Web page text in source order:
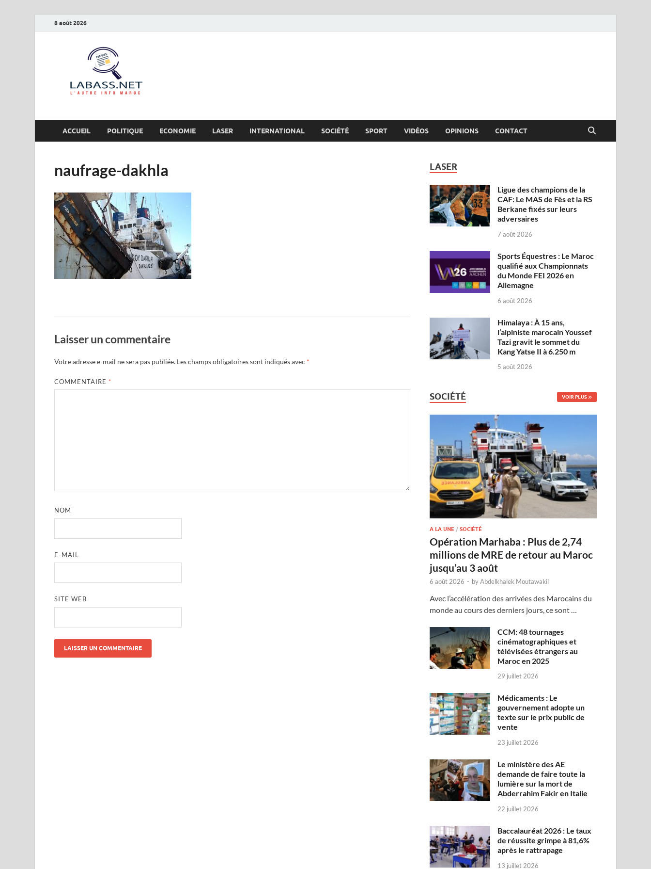
8 août 2026
ACCUEIL POLITIQUE ECONOMIE LASER INTERNATIONAL SOCIÉTÉ SPORT VIDÉOS OPINIONS CONTACT
naufrage-dakhla
Laisser un commentaire
Votre adresse e-mail ne sera pas publiée. Les champs obligatoires sont indiqués avec *
COMMENTAIRE *
NOM
E-MAIL
SITE WEB
LASER
Ligue des champions de la
CAF: Le MAS de Fès et la RS
Berkane fixés sur leurs
adversaires
7 août 2026
Sports Équestres : Le Maroc
qualifié aux Championnats
du Monde FEI 2026 en
Allemagne
6 août 2026
Himalaya : À 15 ans,
l’alpiniste marocain Youssef
Tazi gravit le sommet du
Kang Yatse II à 6.250 m
5 août 2026
SOCIÉTÉ VOIR PLUS
A LA UNE /SOCIÉTÉ
Opération Marhaba : Plus de 2,74
millions de MRE de retour au Maroc
jusqu’au 3 août
6 août 2026 - byAbdelkhalek Moutawakil
Avec l’accélération des arrivées des Marocains du
monde au cours des derniers jours, ce sont …
CCM: 48 tournages
cinématographiques et
télévisées étrangers au
Maroc en 2025
29 juillet 2026
Médicaments : Le
gouvernement adopte un
texte sur le prix public de
vente
23 juillet 2026
Le ministère des AE
demande de faire toute la
lumière sur la mort de
Abderrahim Fakir en Italie
22 juillet 2026
Baccalauréat 2026 : Le taux
de réussite grimpe à 81,6%
après le rattrapage
13 juillet 2026